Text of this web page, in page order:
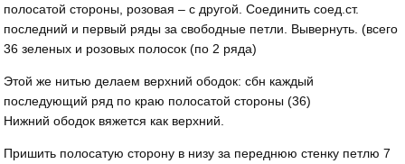
полосатой стороны, розовая – с другой. Соединить соед.ст.
последний и первый ряды за свободные петли. Вывернуть. (всего
36 зеленых и розовых полосок (по 2 ряда)
Этой же нитью делаем верхний ободок: сбн каждый
последующий ряд по краю полосатой стороны (36)
Нижний ободок вяжется как верхний.
Пришить полосатую сторону в низу за переднюю стенку петлю 7